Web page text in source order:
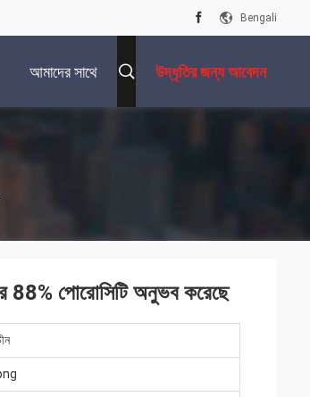
Bengali
আমাদের সাথে উদ্ধৃতির জন্য আবেদন
88% পোরোসিটি অনুভব করেছে